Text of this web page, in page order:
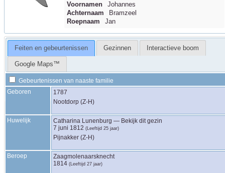
Voornamen
Johannes
Achternaam
Bramzeel
Roepnaam
Jan
Feiten en gebeurtenissen Gezinnen Interactieve boom
Google Maps™
Gebeurtenissen van naaste familie
Geboren
1787
Nootdorp (Z-H)
Huwelijk Catharina Lunenburg — Bekijk dit gezin
7 juni 1812 (Leeftijd 25 jaar)
Pijnakker (Z-H)
Beroep
Zaagmolenaarsknecht
1814 (Leeftijd 27 jaar)